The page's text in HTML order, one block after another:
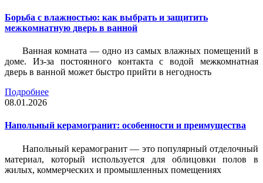
Борьба с влажностью: как выбрать и защитить
межкомнатную дверь в ванной
Ванная комната — одно из самых влажных помещений в
доме. Из-за постоянного контакта с водой межкомнатная
дверь в ванной может быстро прийти в негодность
Подробнее
08.01.2026
Напольный керамогранит: особенности и преимущества
Напольный керамогранит — это популярный отделочный
материал, который используется для облицовки полов в
жилых, коммерческих и промышленных помещениях